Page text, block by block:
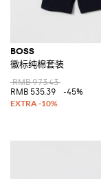
BOSS
徽标纯棉套装
RMB 973.43
RMB 535.39
-45%